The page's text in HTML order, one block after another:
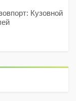
Кузовной